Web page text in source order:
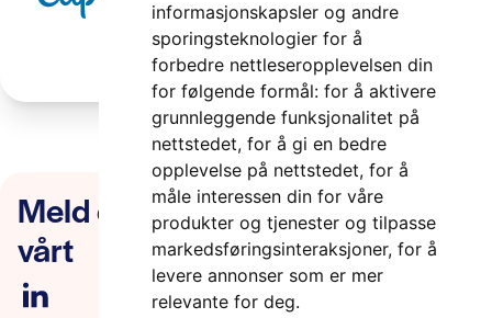
informasjonskapsler og andre
sporingsteknologier for å
forbedre nettleseropplevelsen din
for følgende formål: for å aktivere
grunnleggende funksjonalitet på
nettstedet, for å gi en bedre
opplevelse på nettstedet, for å
måle interessen din for våre
produkter og tjenester og tilpasse
markedsføringsinteraksjoner, for å
levere annonser som er mer
relevante for deg.
Meld deg på nyhetsbrevet
vårt